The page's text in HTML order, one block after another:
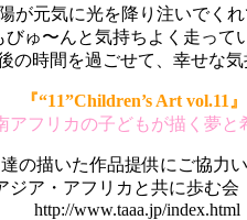
が元気に光を降り注いでく
びゅ〜んと気持ちよく走って
の時間を過ごせて、幸せな
『“11”Children’s Art vol.11』
アフリカの子どもが描く夢と
の描いた作品提供にご協力い
ジア・アフリカと共に歩む会
http://www.taaa.jp/index.html